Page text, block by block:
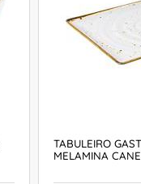
TABULEIRO
MELAMINA